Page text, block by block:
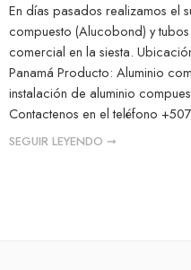
En días pasados realizamos el
compuesto (Alucobond) y
comercial en la siesta.
Panamá Producto: Aluminio
instalación de aluminio
Contactenos en el teléfono
SEGUIR LEYENDO ➞